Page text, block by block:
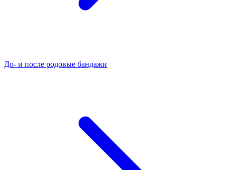
До- и после родовые бандажи